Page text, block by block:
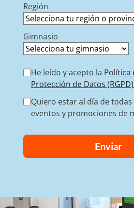
Región
Gimnasio
He leído y acepto la Política
Protección de Datos
Quiero estar al día de
eventos y promociones de